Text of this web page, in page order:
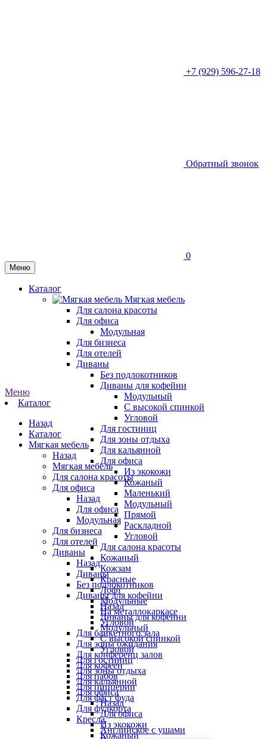
+7 (929) 596-27-18
Обратный звонок
0
Меню
Каталог
Мягкая мебель
Для салона красоты
Для офиса
Модульная
Для бизнеса
Для отелей
Диваны
Без подлокотников
Диваны для кофейни
Модульный
С высокой спинкой
Угловой
Для гостиниц
Для зоны отдыха
Для кальянной
Для офиса
Из экокожи
Кожаный
Маленький
Модульный
Прямой
Раскладной
Угловой
Для салона красоты
Кожаный
Кожзам
Красные
Лофт
Модульные
На металлокаркасе
Угловой
Для банкетного зала
Для зоны ожидания
Для конференц залов
Для кофеен
Для пабов
Для пиццерии
Для фаст фуда
Для фудкорта
Кресла
Английское с ушами
Меню
Каталог
Назад
Каталог
Мягкая мебель
Назад
Мягкая мебель
Для салона красоты
Для офиса
Назад
Для офиса
Модульная
Для бизнеса
Для отелей
Диваны
Назад
Диваны
Без подлокотников
Диваны для кофейни
Назад
Диваны для кофейни
Модульный
С высокой спинкой
Угловой
Для гостиниц
Для зоны отдыха
Для кальянной
Для офиса
Назад
Для офиса
Из экокожи
Кожаный